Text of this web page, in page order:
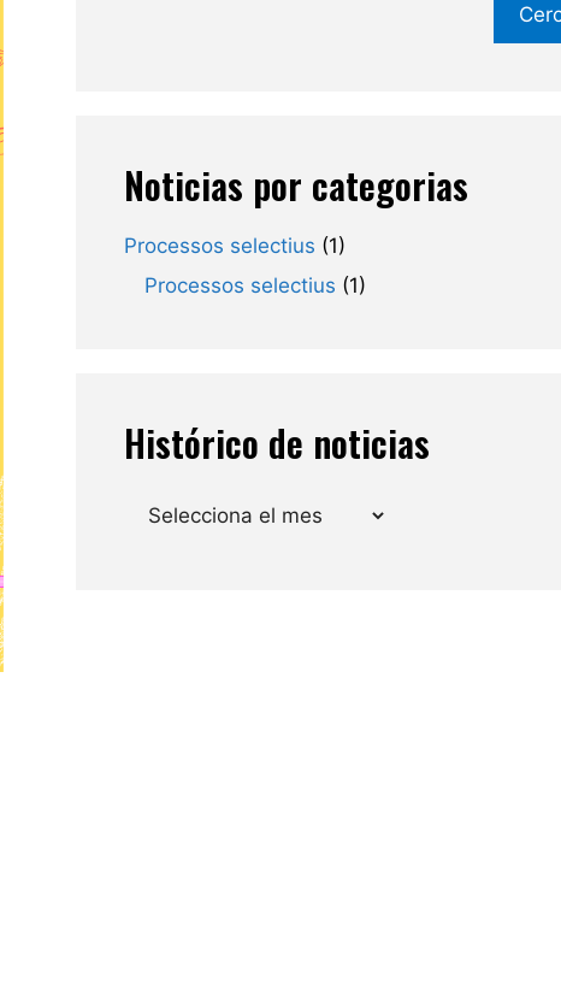
Noticias por categorias
Processos selectius (1)
Processos selectius (1)
Histórico de noticias
Arxius